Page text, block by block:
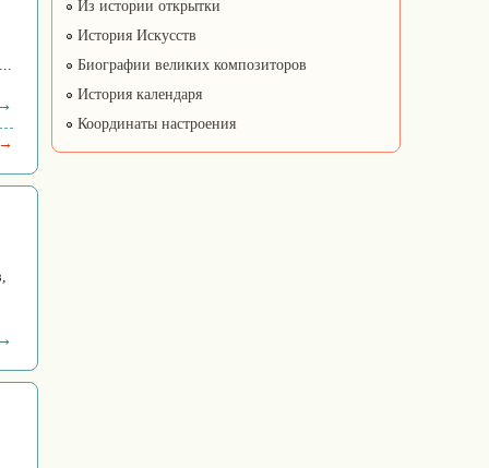
Из истории открытки
История Искусств
Биографии великих композиторов
История календаря
Координаты настроения